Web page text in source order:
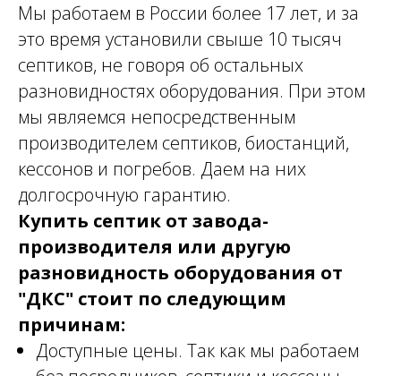
Мы работаем в России более 17 лет, и за
это время установили свыше 10 тысяч
септиков, не говоря об остальных
разновидностях оборудования. При этом
мы являемся непосредственным
производителем септиков, биостанций,
кессонов и погребов. Даем на них
долгосрочную гарантию.
Купить септик от завода-
производителя или другую
разновидность оборудования от
"ДКС" стоит по следующим
причинам:
Доступные цены. Так как мы работаем